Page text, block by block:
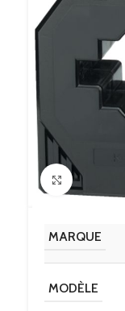
Click to
MARQUE
MODÈLE